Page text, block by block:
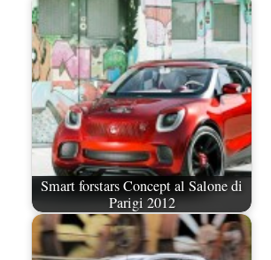
Smart forstars Concept al Salone di
Parigi 2012